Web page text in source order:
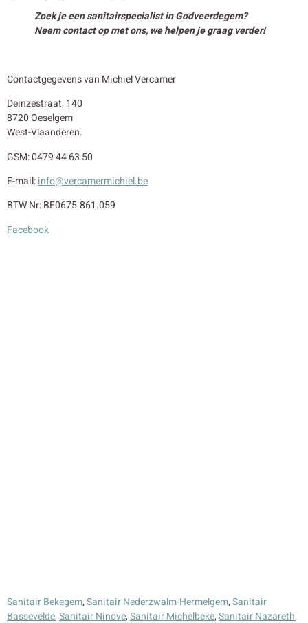
Zoek je een sanitairspecialist in Godveerdegem?
Neem contact op met ons, we helpen je graag verder!
Contactgegevens van Michiel Vercamer
Deinzestraat, 140
8720 Oeselgem
West-Vlaanderen.
GSM: 0479 44 63 50
E-mail:info@vercamermichiel.be
BTW Nr: BE0675.861.059
Facebook
Sanitair Bekegem,Sanitair Nederzwalm-Hermelgem,Sanitair
Bassevelde,Sanitair Ninove,Sanitair Michelbeke,Sanitair Nazareth,